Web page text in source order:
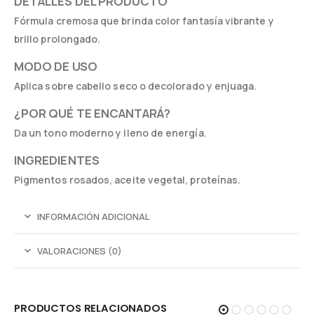
Fórmula cremosa que brinda color fantasía vibrante y
brillo prolongado.
MODO DE USO
Aplica sobre cabello seco o decolorado y enjuaga.
¿POR QUÉ TE ENCANTARÁ?
Da un tono moderno y lleno de energía.
INGREDIENTES
Pigmentos rosados, aceite vegetal, proteínas.
INFORMACIÓN ADICIONAL
VALORACIONES (0)
PRODUCTOS RELACIONADOS